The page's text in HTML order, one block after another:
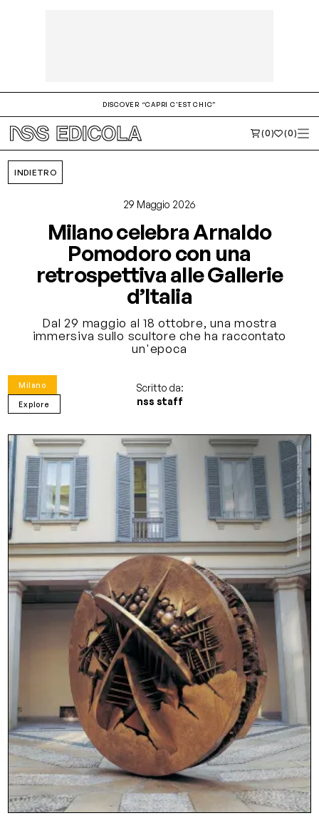
DISCOVER “CAPRI C'EST CHIC”
(0) (0)
INDIETRO
29 Maggio 2026
Milano celebra Arnaldo
Pomodoro con una
retrospettiva alle Gallerie
d’Italia
Dal 29 maggio al 18 ottobre, una mostra
immersiva sullo scultore che ha raccontato
un'epoca
Milano
Explore
Scritto da:
nss staff